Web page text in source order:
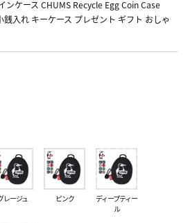
ンケース CHUMS Recycle Egg Coin Case
入れ キーケース プレゼント ギフト おしゃ
レージュ ピンク
ディープティー
ル